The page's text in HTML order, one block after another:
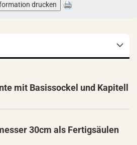
drucken
mit Basissockel und Kapitell
30cm als Fertigsäulen